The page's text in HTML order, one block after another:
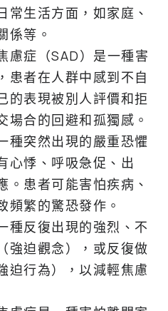
常生活方面，如家庭、
係等。
慮症（SAD）是一種害
患者在人群中感到不自
的表現被別人評價和拒
場合的回避和孤獨感。
種突然出現的嚴重恐懼
心悸、呼吸急促、出
。患者可能害怕疾病、
頻繁的驚恐發作。
種反復出現的強烈、不
強迫觀念），或反復做
迫行為），以減輕焦慮